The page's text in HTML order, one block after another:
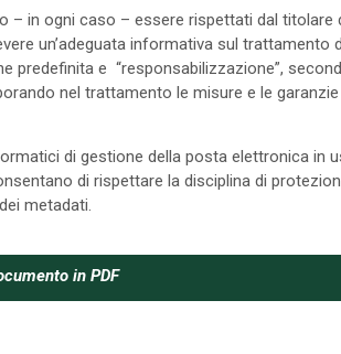
in ogni caso – essere rispettati dal
un’adeguata informativa sul trattamento
e “responsabilizzazione”,
nel trattamento le misure e le
di gestione della posta elettronica in
di rispettare la disciplina di
metadati.
in PDF